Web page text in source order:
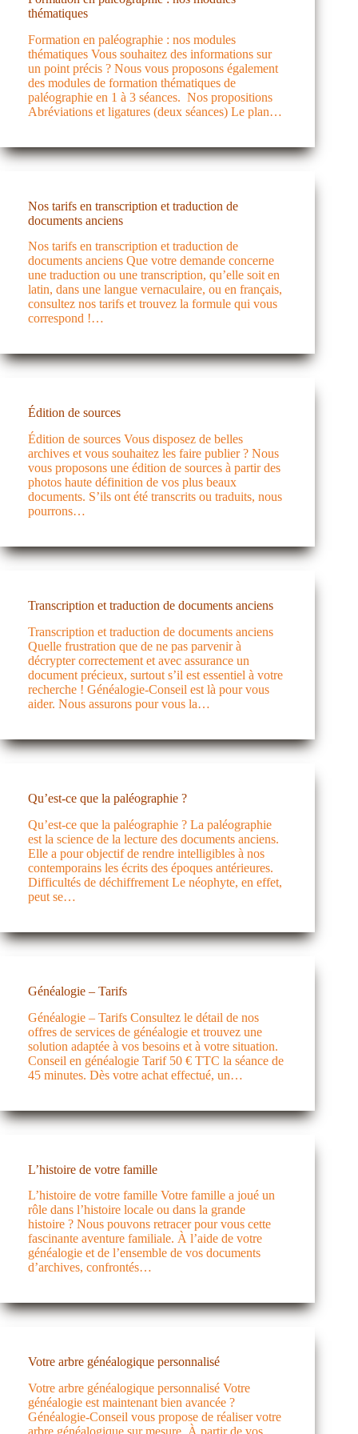
thématiques
Formation en paléographie : nos modules
thématiques Vous souhaitez des informations sur
un point précis ? Nous vous proposons également
des modules de formation thématiques de
paléographie en 1 à 3 séances. Nos propositions
Abréviations et ligatures (deux séances) Le plan…
Nos tarifs en transcription et traduction de
documents anciens
Nos tarifs en transcription et traduction de
documents anciens Que votre demande concerne
une traduction ou une transcription, qu’elle soit en
latin, dans une langue vernaculaire, ou en français,
consultez nos tarifs et trouvez la formule qui vous
correspond !…
Édition de sources
Édition de sources Vous disposez de belles
archives et vous souhaitez les faire publier ? Nous
vous proposons une édition de sources à partir des
photos haute définition de vos plus beaux
documents. S’ils ont été transcrits ou traduits, nous
pourrons…
Transcription et traduction de documents anciens
Transcription et traduction de documents anciens
Quelle frustration que de ne pas parvenir à
décrypter correctement et avec assurance un
document précieux, surtout s’il est essentiel à votre
recherche ! Généalogie-Conseil est là pour vous
aider. Nous assurons pour vous la…
Qu’est-ce que la paléographie ?
Qu’est-ce que la paléographie ? La paléographie
est la science de la lecture des documents anciens.
Elle a pour objectif de rendre intelligibles à nos
contemporains les écrits des époques antérieures.
Difficultés de déchiffrement Le néophyte, en effet,
peut se…
Généalogie – Tarifs
Généalogie – Tarifs Consultez le détail de nos
offres de services de généalogie et trouvez une
solution adaptée à vos besoins et à votre situation.
Conseil en généalogie Tarif 50 € TTC la séance de
45 minutes. Dès votre achat effectué, un…
L’histoire de votre famille
L’histoire de votre famille Votre famille a joué un
rôle dans l’histoire locale ou dans la grande
histoire ? Nous pouvons retracer pour vous cette
fascinante aventure familiale. À l’aide de votre
généalogie et de l’ensemble de vos documents
d’archives, confrontés…
Votre arbre généalogique personnalisé
Votre arbre généalogique personnalisé Votre
généalogie est maintenant bien avancée ?
Généalogie-Conseil vous propose de réaliser votre